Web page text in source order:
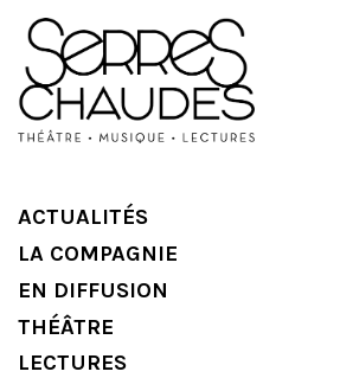
ACTUALITÉS
LA COMPAGNIE
EN DIFFUSION
THÉÂTRE
LECTURES